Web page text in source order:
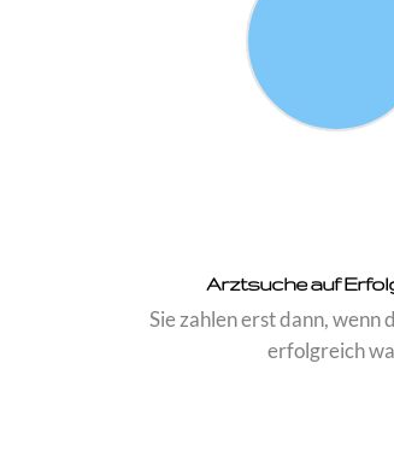
Arztsuche auf
Sie zahlen erst dann, wenn
erfolgreich